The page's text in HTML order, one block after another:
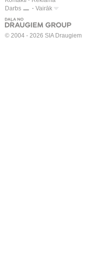
Darbs
Vairāk
© 2004 - 2026 SIA Draugiem